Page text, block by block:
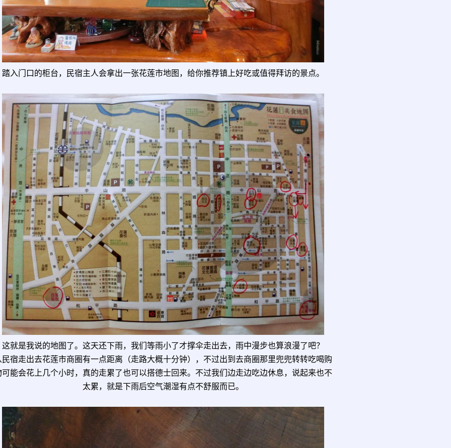
踏入门口的柜台，民宿主人会拿出一张花莲市地图，给你推荐镇上好吃或值得拜访的景点。
这就是我说的地图了。这天还下雨，我们等雨小了才撑伞走出去，雨中漫步也算浪漫了吧？
民宿走出去花莲市商圈有一点距离（走路大概十分钟），不过出到去商圈那里兜兜转转吃喝购
可能会花上几个小时，真的走累了也可以搭德士回来。不过我们边走边吃边休息，说起来也不
太累，就是下雨后空气潮湿有点不舒服而已。